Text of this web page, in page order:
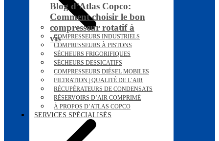
Blog d’Atlas Copco:
Comment choisir le bon
compresseur rotatif à
vis
COMPRESSEURS INDUSTRIELS
COMPRESSEURS À PISTONS
SÉCHEURS FRIGORIFIQUES
SÉCHEURS DESSICATIFS
COMPRESSEURS DIÉSEL MOBILES
FILTRATION | QUALITÉ DE L’AIR
RÉCUPÉRATEURS DE CONDENSATS
RÉSERVOIRS D’AIR COMPRIMÉ
À PROPOS D’ATLAS COPCO
SERVICES SPÉCIALISÉS